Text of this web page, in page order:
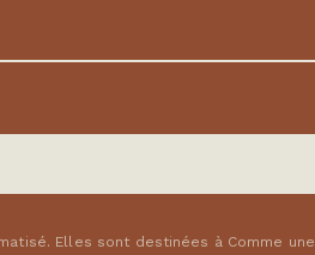
Elles sont destinées à Comme une